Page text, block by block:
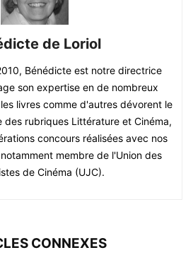
de Loriol
Bénédicte est notre directrice
son expertise en de nombreux
livres comme d'autres dévorent le
des rubriques Littérature et Cinéma,
concours réalisées avec nos
membre de l'Union des
de Cinéma (UJC).
CONNEXES